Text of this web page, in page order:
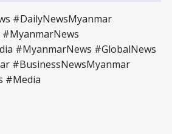
#DailyNewsMyanmar
#MyanmarNews #GlobalNews
#BusinessNewsMyanmar
#Media